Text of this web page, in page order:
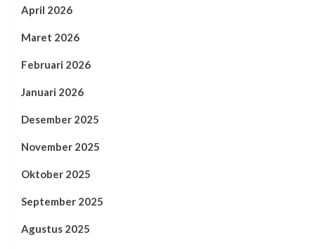
April 2026
Maret 2026
Februari 2026
Januari 2026
Desember 2025
November 2025
Oktober 2025
September 2025
Agustus 2025